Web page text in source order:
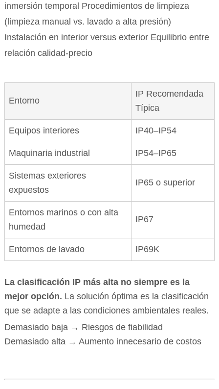
inmersión temporal Procedimientos de limpieza
(limpieza manual vs. lavado a alta presión)
Instalación en interior versus exterior Equilibrio entre
relación calidad-precio
Entorno
IP Recomendada
Típica
Equipos interiores IP40–IP54
Maquinaria industrial IP54–IP65
Sistemas exteriores
expuestos
IP65 o superior
Entornos marinos o con alta
humedad
IP67
Entornos de lavado IP69K
La clasificación IP más alta no siempre es la
mejor opción. La solución óptima es la clasificación
que se adapte a las condiciones ambientales reales.
Demasiado baja → Riesgos de fiabilidad
Demasiado alta → Aumento innecesario de costos